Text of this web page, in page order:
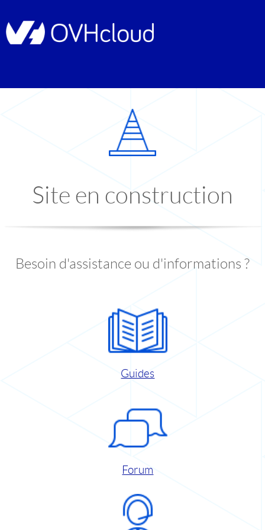
Site en construction
Besoin d'assistance ou d'informations ?
Guides
Forum